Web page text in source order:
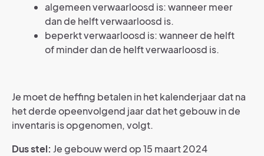
algemeen verwaarloosd is: wanneer meer
dan de helft verwaarloosd is.
beperkt verwaarloosd is: wanneer de helft
of minder dan de helft verwaarloosd is.
Je moet de heffing betalen in het kalenderjaar dat na
het derde opeenvolgend jaar dat het gebouw in de
inventaris is opgenomen, volgt.
Dus stel: Je gebouw werd op 15 maart 2024